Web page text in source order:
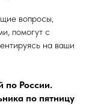
вопросы,
помогут с
на ваши
по России.
по пятницу